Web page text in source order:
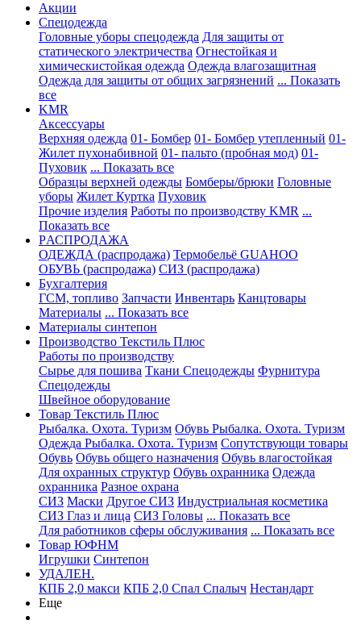
Акции
Спецодежда
Головные уборы спецодежда Для защиты от
статического электричества Огнестойкая и
химическистойкая одежда Одежда влагозащитная
Одежда для защиты от общих загрязнений ... Показать
все
KMR
Аксессуары
Верхняя одежда 01- Бомбер 01- Бомбер утепленный 01-
Жилет пухонабивной 01- пальто (пробная мод) 01-
Пуховик ... Показать все
Образцы верхней одежды Бомберы/брюки Головные
уборы Жилет Куртка Пуховик
Прочие изделия Работы по производству KMR ...
Показать все
PАСПРОДАЖА
ОДЕЖДА (распродажа) Термобельё GUAHOO
ОБУВЬ (распродажа) СИЗ (распродажа)
Бухгалтерия
ГСМ, топливо Запчасти Инвентарь Канцтовары
Материалы ... Показать все
Материалы синтепон
Производство Текстиль Плюс
Работы по производству
Сырье для пошива Ткани Спецодежды Фурнитура
Спецодежды
Швейное оборудование
Товар Текстиль Плюс
Рыбалка. Охота. Туризм Обувь Рыбалка. Охота. Туризм
Одежда Рыбалка. Охота. Туризм Сопутствующи товары
Обувь Обувь общего назначения Обувь влагостойкая
Для охранных структур Обувь охранника Одежда
охранника Разное охрана
СИЗ Маски Другое СИЗ Индустриальная косметика
СИЗ Глаз и лица СИЗ Головы ... Показать все
Для работников сферы обслуживания ... Показать все
Товар ЮФНМ
Игрушки Синтепон
УДАЛЕН.
КПБ 2,0 макси КПБ 2,0 Спал Спалыч Нестандарт
Еще